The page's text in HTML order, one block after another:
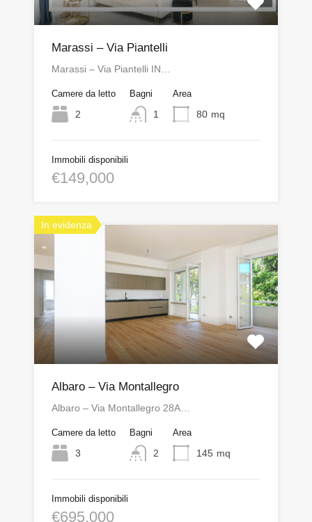
Marassi – Via Piantelli
Marassi – Via Piantelli IN…
Camere da letto
2
Bagni
1
Area
80 mq
Immobili disponibili
€149,000
In evidenza
Albaro – Via Montallegro
Albaro – Via Montallegro 28A…
Camere da letto
3
Bagni
2
Area
145 mq
Immobili disponibili
€695,000